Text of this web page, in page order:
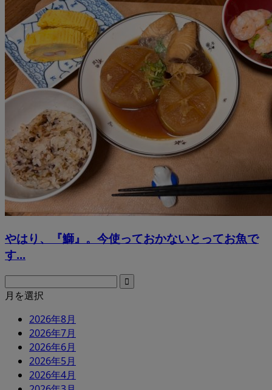
やはり、『鰤』。今使っておかないとってお魚で
す...
月を選択
2026年8月
2026年7月
2026年6月
2026年5月
2026年4月